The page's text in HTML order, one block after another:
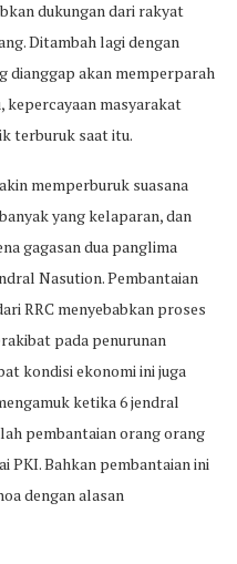
dukungan dari rakyat
Ditambah lagi dengan
dianggap akan memperparah
kepercayaan masyarakat
terburuk saat itu.
memperburuk suasana
yang kelaparan, dan
gagasan dua panglima
Nasution. Pembantaian
RRC menyebabkan proses
pada penurunan
kondisi ekonomi ini juga
ketika 6 jendral
pembantaian orang orang
PKI. Bahkan pembantaian ini
dengan alasan